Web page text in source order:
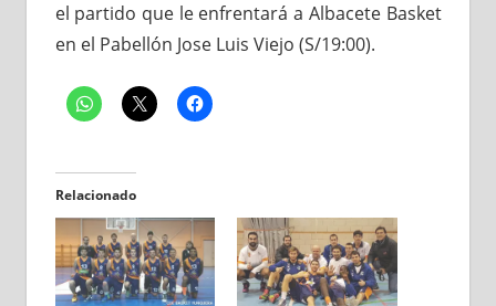
el partido que le enfrentará a Albacete Basket
en el Pabellón Jose Luis Viejo (S/19:00).
Relacionado